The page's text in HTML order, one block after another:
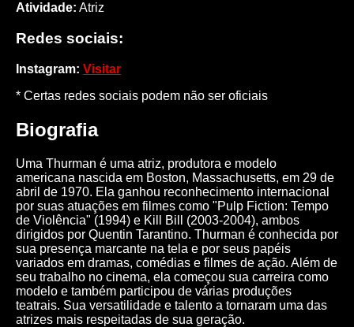
Atividade: Atriz
Redes sociais:
Instagram: Visitar
* Certas redes sociais podem não ser oficiais
Biografia
Uma Thurman é uma atriz, produtora e modelo
americana nascida em Boston, Massachusetts, em 29 de
abril de 1970. Ela ganhou reconhecimento internacional
por suas atuações em filmes como "Pulp Fiction: Tempo
de Violência" (1994) e Kill Bill (2003-2004), ambos
dirigidos por Quentin Tarantino. Thurman é conhecida por
sua presença marcante na tela e por seus papéis
variados em dramas, comédias e filmes de ação. Além de
seu trabalho no cinema, ela começou sua carreira como
modelo e também participou de várias produções
teatrais. Sua versatilidade e talento a tornaram uma das
atrizes mais respeitadas de sua geração.